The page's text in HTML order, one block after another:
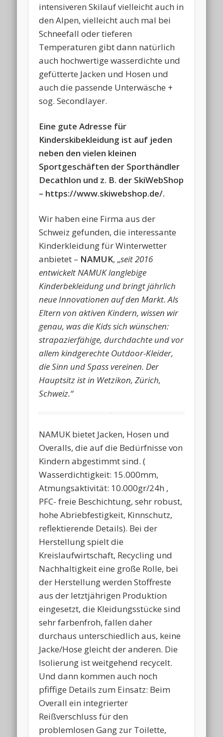
intensiveren Skilauf vielleicht auch in
den Alpen, vielleicht auch mal bei
Schneefall oder tieferen
Temperaturen gibt dann natürlich
auch hochwertige wasserdichte und
gefütterte Jacken und Hosen und
auch die passende Unterwäsche +
sog. Secondlayer.
Eine gute Adresse für
Kinderskibekleidung ist auf jeden
neben den vielen kleinen
Sportgeschäften der Sporthändler
Decathlon und z. B. der SkiWebShop
– https://www.skiwebshop.de/.
Wir haben eine Firma aus der
Schweiz gefunden, die interessante
Kinderkleidung für Winterwetter
anbietet – NAMUK, „seit 2016
entwickelt NAMUK langlebige
Kinderbekleidung und bringt jährlich
neue Innovationen auf den Markt. Als
Eltern von aktiven Kindern, wissen wir
genau, was die Kids sich wünschen:
strapazierfähige, durchdachte und vor
allem kindgerechte Outdoor-Kleider,
die Sinn und Spass vereinen. Der
Hauptsitz ist in Wetzikon, Zürich,
Schweiz.“
NAMUK bietet Jacken, Hosen und
Overalls, die auf die Bedürfnisse von
Kindern abgestimmt sind. (
Wasserdichtigkeit: 15.000mm,
Atmungsaktivität: 10.000gr/24h ,
PFC- freie Beschichtung, sehr robust,
hohe Abriebfestigkeit, Kinnschutz,
reflektierende Details). Bei der
Herstellung spielt die
Kreislaufwirtschaft, Recycling und
Nachhaltigkeit eine große Rolle, bei
der Herstellung werden Stoffreste
aus der letztjährigen Produktion
eingesetzt, die Kleidungsstücke sind
sehr farbenfroh, fallen daher
durchaus unterschiedlich aus, keine
Jacke/Hose gleicht der anderen. Die
Isolierung ist weitgehend recycelt.
Und dann kommen auch noch
pfiffige Details zum Einsatz: Beim
Overall ein integrierter
Reißverschluss für den
problemlosen Gang zur Toilette,